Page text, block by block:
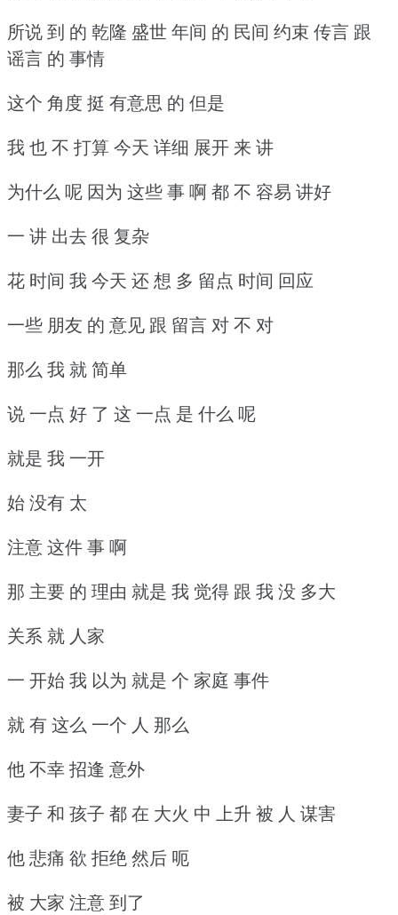
所说 到 的 乾隆 盛世 年间 的 民间 约束 传言 跟
谣言 的 事情
这个 角度 挺 有意思 的 但是
我 也 不 打算 今天 详细 展开 来 讲
为什么 呢 因为 这些 事 啊 都 不 容易 讲好
一 讲 出去 很 复杂
花 时间 我 今天 还 想 多 留点 时间 回应
一些 朋友 的 意见 跟 留言 对 不 对
那么 我 就 简单
说 一点 好 了 这 一点 是 什么 呢
就是 我 一开
始 没有 太
注意 这件 事 啊
那 主要 的 理由 就是 我 觉得 跟 我 没 多大
关系 就 人家
一 开始 我 以为 就是 个 家庭 事件
就 有 这么 一个 人 那么
他 不幸 招逢 意外
妻子 和 孩子 都 在 大火 中 上升 被 人 谋害
他 悲痛 欲 拒绝 然后 呃
被 大家 注意 到了